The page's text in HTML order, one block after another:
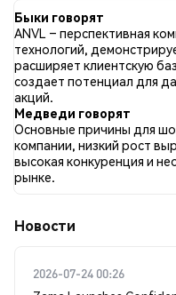
во всех социальных
опубликовано 0
твитов имели бычий
медвежьим настроем по
нейтральными по
на 39 твитах.
Быки говорят
ANVL – перспективная
технологий,
расширяет клиентскую
создает потенциал для
акций.
Медведи говорят
Основные причины для
компании, низкий рост
высокая конкуренция и
рынке.
Новости
2026-07-24 00:26